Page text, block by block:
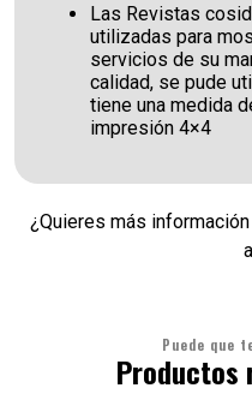
Las Revistas
utilizadas para
servicios de su
calidad, se pude
tiene una medida
impresión 4×4
¿Quieres más
Puede que
Productos